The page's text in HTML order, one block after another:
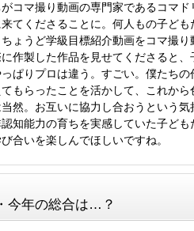
コマ撮り動画の専門家であるコマ
てくださることに。何人もの子ど
ょうど学級目標紹介動画をコマ撮
作製した作品を見せてくださると
ぱりプロは違う。すごい。僕たち
もらったことを活かして、これか
然。お互いに協力し合おうという
知能力の育ちを実感していた子ど
合いを楽しんでほしいですね。
今年の総合は…？